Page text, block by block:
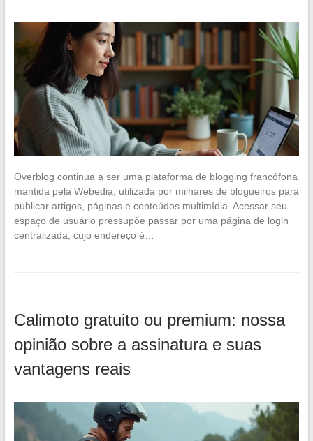
Overblog continua a ser uma plataforma de blogging francófona
mantida pela Webedia, utilizada por milhares de blogueiros para
publicar artigos, páginas e conteúdos multimídia. Acessar seu
espaço de usuário pressupõe passar por uma página de login
centralizada, cujo endereço é…
Calimoto gratuito ou premium: nossa
opinião sobre a assinatura e suas
vantagens reais